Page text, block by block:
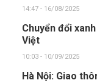
14:47 - 16/08/2025
Chuyển đổi
Việt
10:03 - 10/09/2025
Hà Nội: Giao